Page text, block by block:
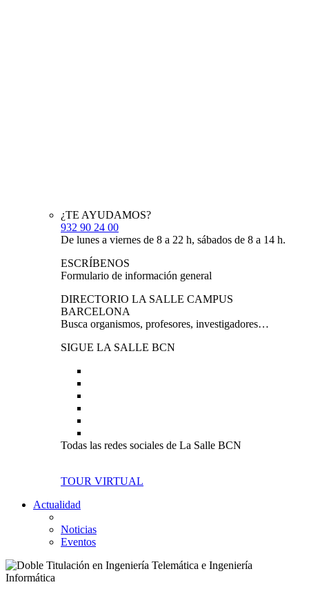
¿TE AYUDAMOS?
932 90 24 00
De lunes a viernes de 8 a 22 h, sábados de 8 a 14 h.
ESCRÍBENOS
Formulario de información general
DIRECTORIO LA SALLE CAMPUS
BARCELONA
Busca organismos, profesores, investigadores…
SIGUE LA SALLE BCN
Todas las redes sociales de La Salle BCN
TOUR VIRTUAL
Actualidad
Noticias
Eventos